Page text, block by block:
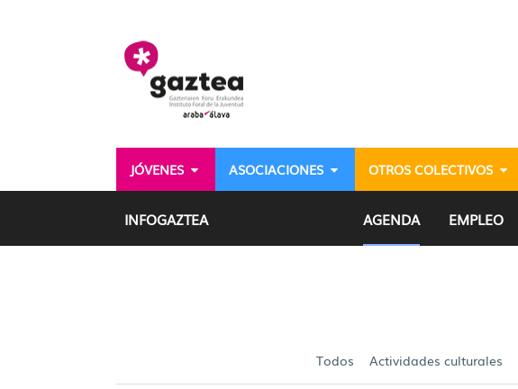
Saltar al contenido principal
JÓVENES ASOCIACIONES OTROS COLECTIVOS
Agenda - gazteria
INFOGAZTEA AGENDA EMPLEO
Todos Actividades culturales